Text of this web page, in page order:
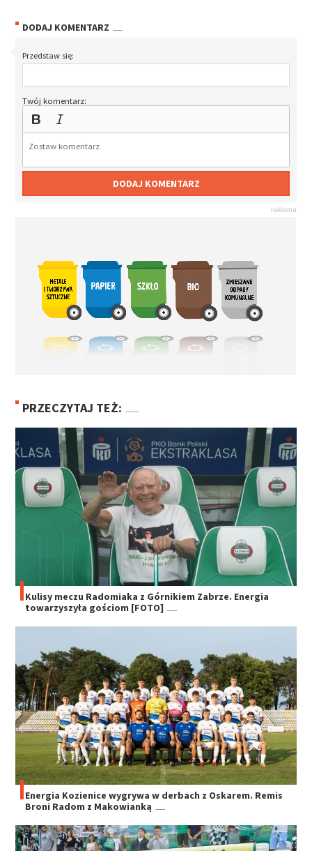
DODAJ KOMENTARZ
Przedstaw się:
Twój komentarz:
DODAJ KOMENTARZ
PRZECZYTAJ TEŻ:
Kulisy meczu Radomiaka z Górnikiem Zabrze. Energia
towarzyszyła gościom [FOTO]
Energia Kozienice wygrywa w derbach z Oskarem. Remis
Broni Radom z Makowianką